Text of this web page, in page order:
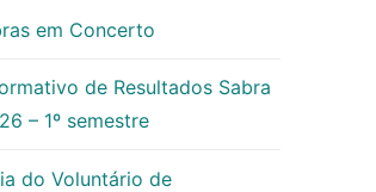
em Concerto
de Resultados Sabra
– 1º semestre
do Voluntário de